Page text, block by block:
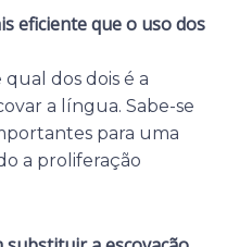
eficiente que o uso dos
dos dois é a
a língua. Sabe-se
para uma
a proliferação